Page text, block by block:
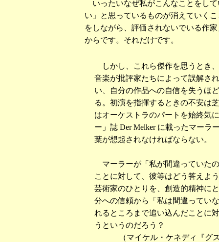
いったいなぜ私がこんなことをし
い」と思っているものが消えていく
をしながら、評価されないでいる作
からです。それだけです。
しかし、これら傑作を思うとき
音楽が批評家たちによって誤解さ
い、自分の作品への自信を失うほ
る。初演を指揮するときの不安は
はオーケストラのパートを始終気
ー」誌 Der Melkerに載ったマーラ
葉が想起されなければならない。
マーラーが「私が間違っていた
ことに対して、彼等はどう答えよ
芸術家のひとりを、創造的精神に
分への信頼から「私は間違ってい
れるところまで追い込んだことに
うというのだろう？
（マイケル・ケネディ『